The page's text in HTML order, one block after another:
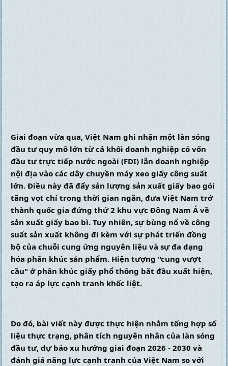
Giai đoạn vừa qua, Việt Nam ghi nhận một làn sóng
đầu tư quy mô lớn từ cả khối doanh nghiệp có vốn
đầu tư trực tiếp nước ngoài (FDI) lẫn doanh nghiệp
nội địa vào các dây chuyền máy xeo giấy công suất
lớn. Điều này đã đẩy sản lượng sản xuất giấy bao gói
tăng vọt chỉ trong thời gian ngắn, đưa Việt Nam trở
thành quốc gia đứng thứ 2 khu vực Đông Nam Á về
sản xuất giấy bao bì. Tuy nhiên, sự bùng nổ về công
suất sản xuất không đi kèm với sự phát triển đồng
bộ của chuỗi cung ứng nguyên liệu và sự đa dạng
hóa phân khúc sản phẩm. Hiện tượng "cung vượt
cầu" ở phân khúc giấy phổ thông bắt đầu xuất hiện,
tạo ra áp lực cạnh tranh khốc liệt.
Do đó, bài viết này được thực hiện nhằm tổng hợp số
liệu thực trạng, phân tích nguyên nhân của làn sóng
đầu tư, dự báo xu hướng giai đoạn 2026 - 2030 và
đánh giá năng lực cạnh tranh của Việt Nam so với